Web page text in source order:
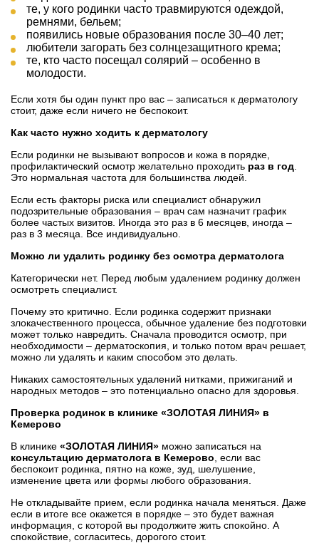
те, у кого родинки часто травмируются одеждой,
ремнями, бельем;
появились новые образования после 30–40 лет;
любители загорать без солнцезащитного крема;
те, кто часто посещал солярий – особенно в
молодости.
Если хотя бы один пункт про вас – записаться к дерматологу
стоит, даже если ничего не беспокоит.
Как часто нужно ходить к дерматологу
Если родинки не вызывают вопросов и кожа в порядке,
профилактический осмотр желательно проходить раз в год
Это нормальная частота для большинства людей.
Если есть факторы риска или специалист обнаружил
подозрительные образования – врач сам назначит график
более частых визитов. Иногда это раз в 6 месяцев, иногда –
раз в 3 месяца. Все индивидуально.
Можно ли удалить родинку без осмотра дерматолога
Категорически нет. Перед любым удалением родинку должен
осмотреть специалист.
Почему это критично. Если родинка содержит признаки
злокачественного процесса, обычное удаление без подготовки
может только навредить. Сначала проводится осмотр, при
необходимости – дерматоскопия, и только потом врач решает,
можно ли удалять и каким способом это делать.
Никаких самостоятельных удалений нитками, прижиганий и
народных методов – это потенциально опасно для здоровья.
Проверка родинок в клинике «ЗОЛОТАЯ ЛИНИЯ» в
Кемерово
В клинике «ЗОЛОТАЯ ЛИНИЯ» можно записаться на
консультацию дерматолога в Кемерово , если вас
беспокоит родинка, пятно на коже, зуд, шелушение,
изменение цвета или формы любого образования.
Не откладывайте прием, если родинка начала меняться. Даже
если в итоге все окажется в порядке – это будет важная
информация, с которой вы продолжите жить спокойно. А
спокойствие, согласитесь, дорогого стоит.